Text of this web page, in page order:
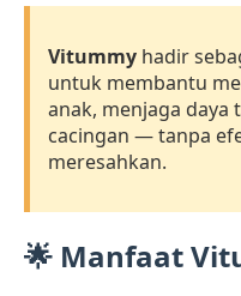
Vitummy hadir
untuk membantu
anak, menjaga daya
cacingan — tanpa
meresahkan.
🌟 Manfaat